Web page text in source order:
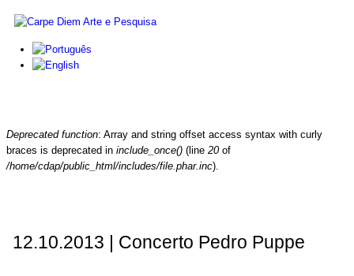
Skip to main content
Carpe
Diem
Arte e
Pesquisa
Error message
Deprecated function: Array and string offset access syntax with curly
braces is deprecated in include_once() (line 20of
/home/cdap/public_html/includes/file.phar.inc).
12.10.2013 | Concerto Pedro Puppe